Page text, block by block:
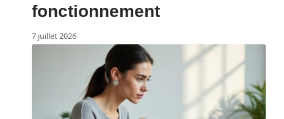
fonctionnement
7 juillet 2026